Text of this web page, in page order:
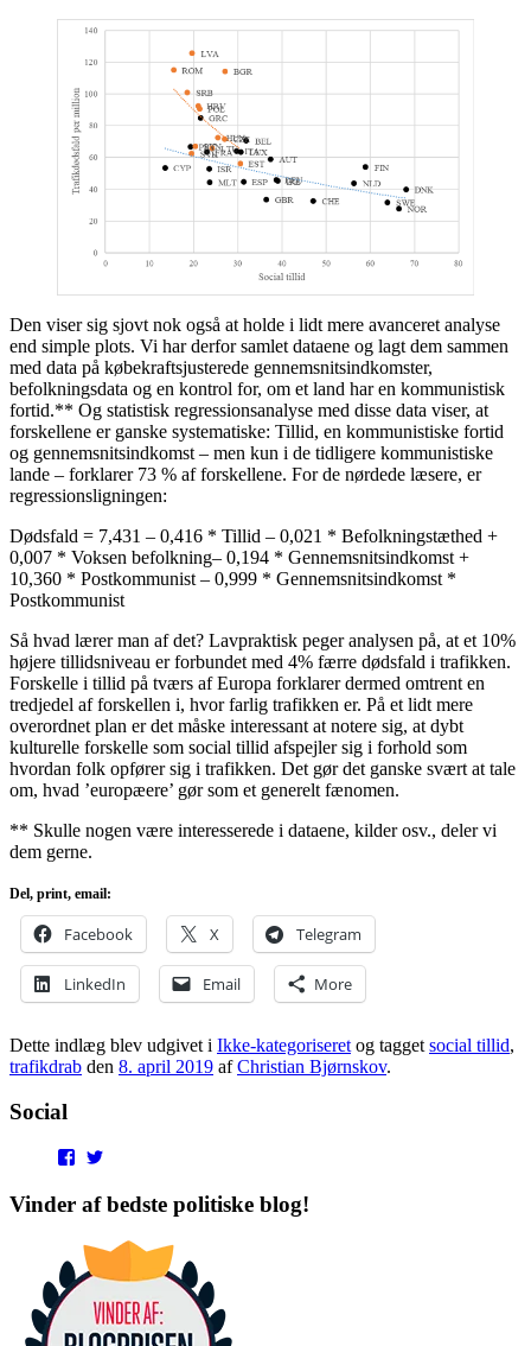
Den viser sig sjovt nok også at holde i lidt mere avanceret analyse
end simple plots. Vi har derfor samlet dataene og lagt dem sammen
med data på købekraftsjusterede gennemsnitsindkomster,
befolkningsdata og en kontrol for, om et land har en kommunistisk
fortid.** Og statistisk regressionsanalyse med disse data viser, at
forskellene er ganske systematiske: Tillid, en kommunistiske fortid
og gennemsnitsindkomst – men kun i de tidligere kommunistiske
lande – forklarer 73 % af forskellene. For de nørdede læsere, er
regressionsligningen:
Dødsfald = 7,431 – 0,416 * Tillid – 0,021 * Befolkningstæthed +
0,007 * Voksen befolkning– 0,194 * Gennemsnitsindkomst +
10,360 * Postkommunist – 0,999 * Gennemsnitsindkomst *
Postkommunist
Så hvad lærer man af det? Lavpraktisk peger analysen på, at et 10%
højere tillidsniveau er forbundet med 4% færre dødsfald i trafikken.
Forskelle i tillid på tværs af Europa forklarer dermed omtrent en
tredjedel af forskellen i, hvor farlig trafikken er. På et lidt mere
overordnet plan er det måske interessant at notere sig, at dybt
kulturelle forskelle som social tillid afspejler sig i forhold som
hvordan folk opfører sig i trafikken. Det gør det ganske svært at tale
om, hvad ’europæere’ gør som et generelt fænomen.
** Skulle nogen være interesserede i dataene, kilder osv., deler vi
dem gerne.
Del, print, email:
Facebook X Telegram
LinkedIn Email More
Dette indlæg blev udgivet i Ikke-kategoriseret og tagget social tillid,
trafikdrab den 8. april 2019 afChristian Bjørnskov.
Social
View
profile
on
profile
on
Vinder af bedste politiske blog!